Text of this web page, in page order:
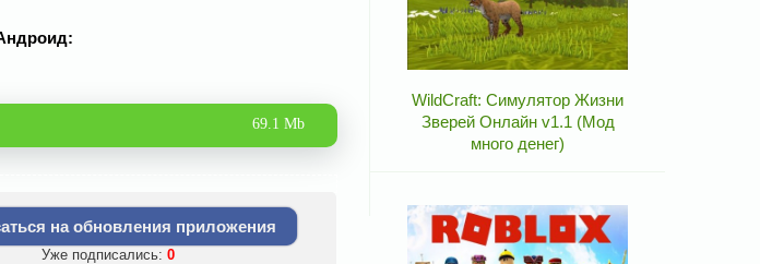
69.1 Mb
на обновления приложения
Уже подписались: 0
WildCraft: Симулятор Жизни
Зверей Онлайн v1.1 (Мод
много денег)